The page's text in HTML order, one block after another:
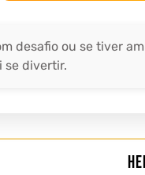
desafio ou se tiver
se divertir.